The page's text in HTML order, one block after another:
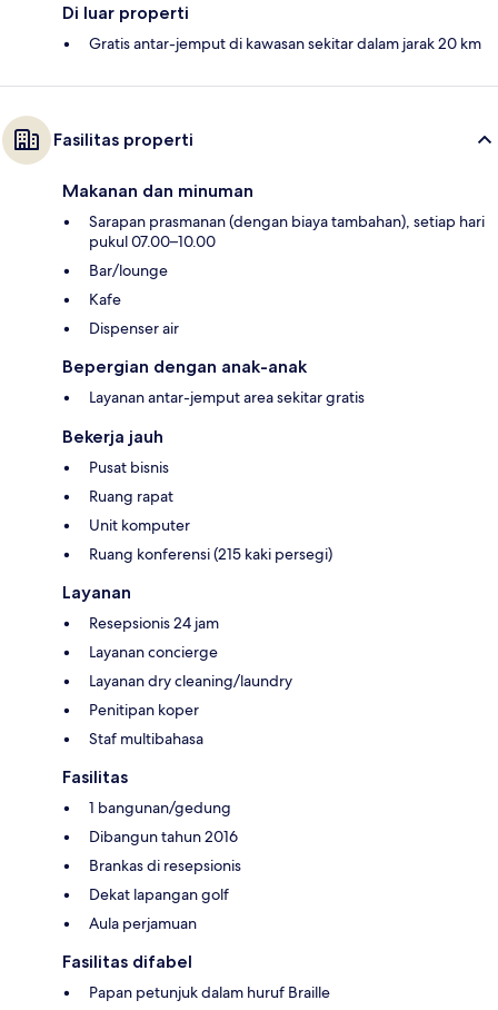
Di luar properti
Gratis antar-jemput di kawasan sekitar dalam jarak 20 km
Fasilitas properti
Makanan dan minuman
Sarapan prasmanan (dengan biaya tambahan), setiap hari
pukul 07.00–10.00
Bar/lounge
Kafe
Dispenser air
Bepergian dengan anak-anak
Layanan antar-jemput area sekitar gratis
Bekerja jauh
Pusat bisnis
Ruang rapat
Unit komputer
Ruang konferensi (215 kaki persegi)
Layanan
Resepsionis 24 jam
Layanan concierge
Layanan dry cleaning/laundry
Penitipan koper
Staf multibahasa
Fasilitas
1 bangunan/gedung
Dibangun tahun 2016
Brankas di resepsionis
Dekat lapangan golf
Aula perjamuan
Fasilitas difabel
Papan petunjuk dalam huruf Braille